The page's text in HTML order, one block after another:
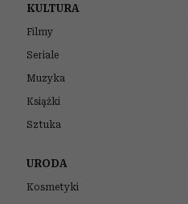
KULTURA
Filmy
Seriale
Muzyka
Książki
Sztuka
URODA
Kosmetyki